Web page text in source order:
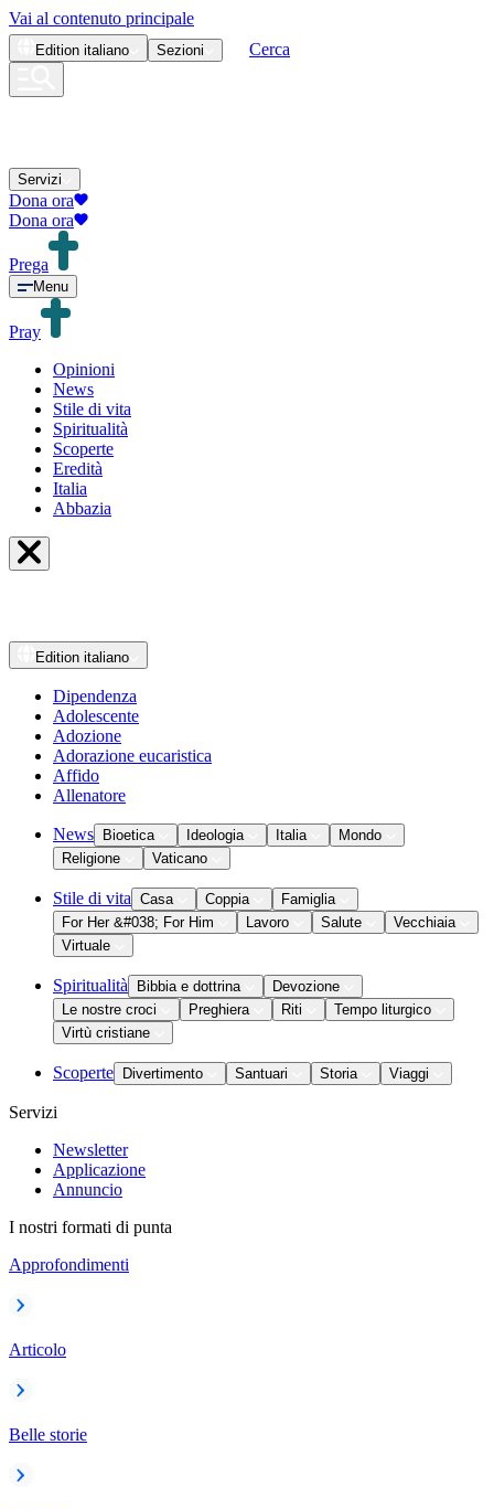
Vai al contenuto principale
Edition italiano Sezioni Cerca
Servizi
Dona ora
Dona ora
Prega
Menu
Pray
Opinioni
News
Stile di vita
Spiritualità
Scoperte
Eredità
Italia
Abbazia
Edition italiano
Dipendenza
Adolescente
Adozione
Adorazione eucaristica
Affido
Allenatore
News Bioetica Ideologia Italia
Mondo
Religione
Vaticano
Stile di vita Casa Coppia
Famiglia
For Her &#038; For Him
Lavoro Salute
Vecchiaia
Virtuale
Spiritualità Bibbia e dottrina
Devozione
Le nostre croci
Preghiera Riti
Tempo liturgico
Virtù cristiane
Scoperte Divertimento Santuari Storia Viaggi
Servizi
Newsletter
Applicazione
Annuncio
I nostri formati di punta
Approfondimenti
Articolo
Belle storie